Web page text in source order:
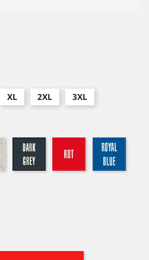
XL 2XL 3XL
graumeliert